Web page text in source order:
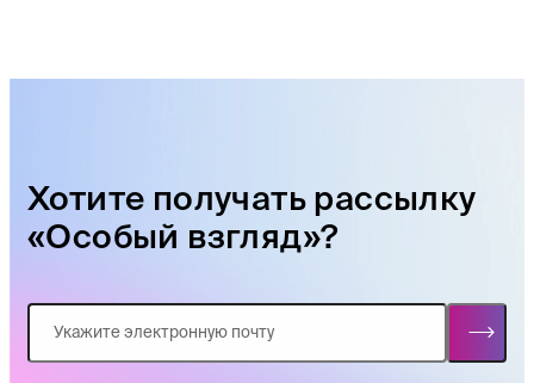
Хотите получать рассылку
«Особый взгляд»?